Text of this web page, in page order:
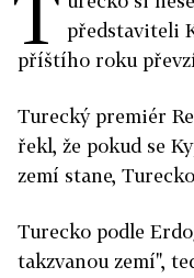
představiteli
příštího roku
Turecký premiér
řekl, že pokud se
zemí stane,
Turecko podle
takzvanou zemí",